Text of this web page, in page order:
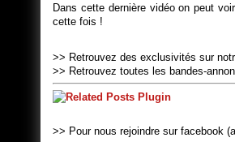
Dans cette dernière vidéo on peut
cette fois !
>> Retrouvez des exclusivités sur
>> Retrouvez toutes les bandes-
>> Pour nous rejoindre sur facebook